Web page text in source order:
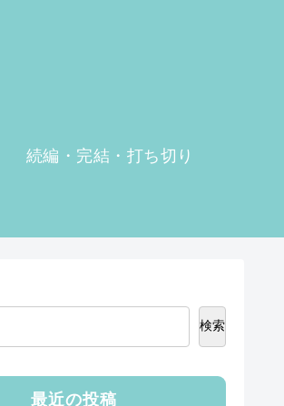
続編・完結・打ち切り
検索
最近の投稿